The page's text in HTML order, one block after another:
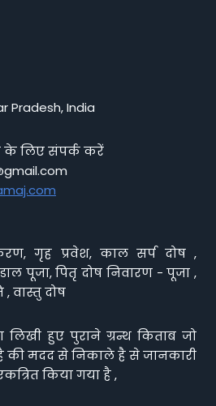
Pradesh, India
के लिए संपर्क करें
गृह प्रवेश, काल सर्प दोष ,
पूजा, पितृ दोष निवारण - पूजा ,
, वास्तु दोष
हुए पुराने ग्रन्थ किताब जो
की मदद से निकाले है से जानकारी
किया गया है ,